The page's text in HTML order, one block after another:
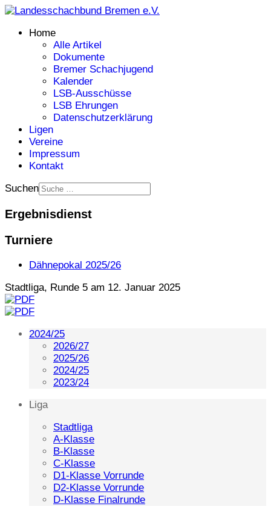
Home
Alle Artikel
Dokumente
Bremer Schachjugend
Kalender
LSB-Ausschüsse
LSB Ehrungen
Datenschutzerklärung
Ligen
Vereine
Impressum
Kontakt
Suchen
Ergebnisdienst
Turniere
Dähnepokal 2025/26
Stadtliga, Runde 5 am 12. Januar 2025
2024/25
2026/27
2025/26
2024/25
2023/24
Liga
Stadtliga
A-Klasse
B-Klasse
C-Klasse
D1-Klasse Vorrunde
D2-Klasse Vorrunde
D-Klasse Finalrunde